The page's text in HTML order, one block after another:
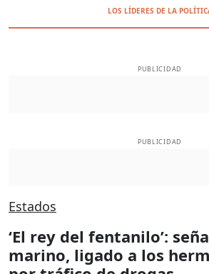
LOS LÍDERES DE LA
PUBLICIDAD
PUBLICIDAD
Estados
‘El rey del fentanilo’:
marino, ligado a los